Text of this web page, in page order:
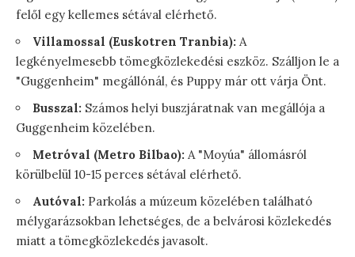
felől egy kellemes sétával elérhető.
Villamossal (Euskotren Tranbia): A
legkényelmesebb tömegközlekedési eszköz. Szálljon le a
"Guggenheim" megállónál, és Puppy már ott várja Önt.
Busszal: Számos helyi buszjáratnak van megállója a
Guggenheim közelében.
Metróval (Metro Bilbao): A "Moyúa" állomásról
körülbelül 10-15 perces sétával elérhető.
Autóval: Parkolás a múzeum közelében található
mélygarázsokban lehetséges, de a belvárosi közlekedés
miatt a tömegközlekedés javasolt.